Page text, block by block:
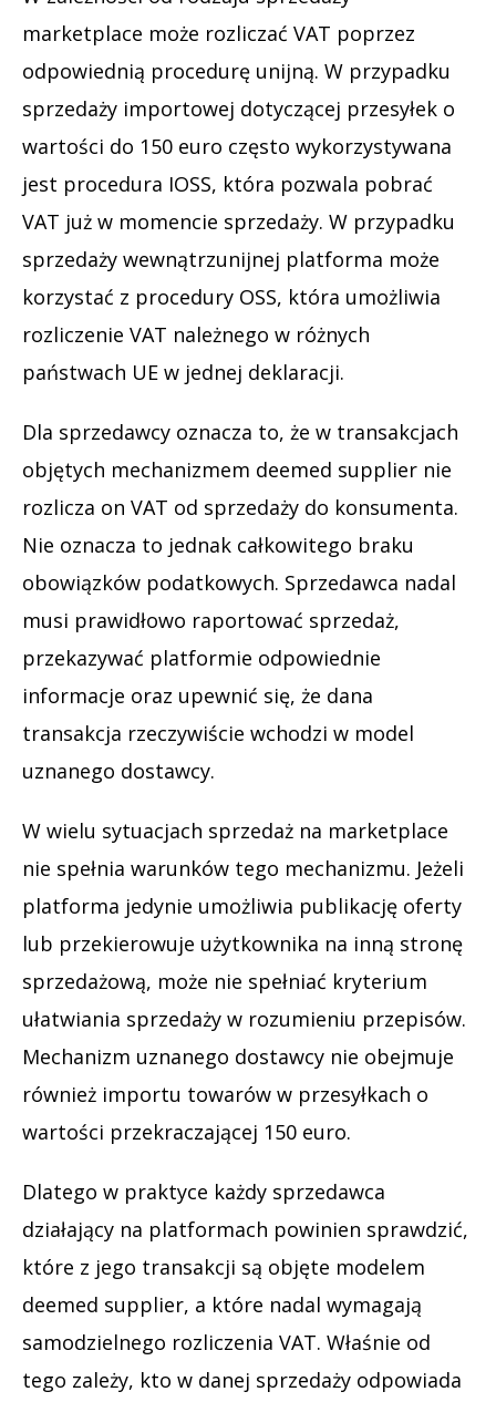
marketplace może rozliczać VAT poprzez
odpowiednią procedurę unijną. W przypadku
sprzedaży importowej dotyczącej przesyłek o
wartości do 150 euro często wykorzystywana
jest procedura IOSS, która pozwala pobrać
VAT już w momencie sprzedaży. W przypadku
sprzedaży wewnątrzunijnej platforma może
korzystać z procedury OSS, która umożliwia
rozliczenie VAT należnego w różnych
państwach UE w jednej deklaracji.
Dla sprzedawcy oznacza to, że w transakcjach
objętych mechanizmem deemed supplier nie
rozlicza on VAT od sprzedaży do konsumenta.
Nie oznacza to jednak całkowitego braku
obowiązków podatkowych. Sprzedawca nadal
musi prawidłowo raportować sprzedaż,
przekazywać platformie odpowiednie
informacje oraz upewnić się, że dana
transakcja rzeczywiście wchodzi w model
uznanego dostawcy.
W wielu sytuacjach sprzedaż na marketplace
nie spełnia warunków tego mechanizmu. Jeżeli
platforma jedynie umożliwia publikację oferty
lub przekierowuje użytkownika na inną stronę
sprzedażową, może nie spełniać kryterium
ułatwiania sprzedaży w rozumieniu przepisów.
Mechanizm uznanego dostawcy nie obejmuje
również importu towarów w przesyłkach o
wartości przekraczającej 150 euro.
Dlatego w praktyce każdy sprzedawca
działający na platformach powinien sprawdzić,
które z jego transakcji są objęte modelem
deemed supplier, a które nadal wymagają
samodzielnego rozliczenia VAT. Właśnie od
tego zależy, kto w danej sprzedaży odpowiada